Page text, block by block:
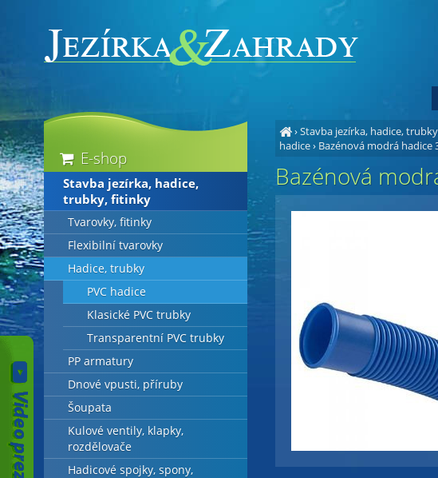
›Stavba jezírka, hadice,
hadice› Bazénová modrá hadice
Bazénová
E-shop
Stavba jezírka, hadice,
trubky, fitinky
Tvarovky, fitinky
Flexibilní tvarovky
Hadice, trubky
PVC hadice
Klasické PVC trubky
Transparentní PVC trubky
PP armatury
Dnové vpusti, příruby
Šoupata
Kulové ventily, klapky,
rozdělovače
Hadicové spojky, spony,